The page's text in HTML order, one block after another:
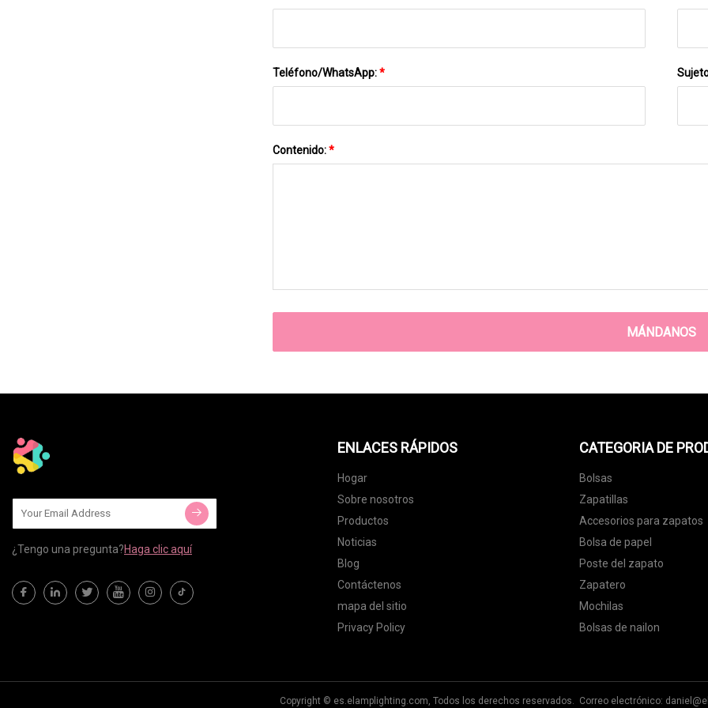
Teléfono/WhatsApp:*
Contenido:*
MÁNDANOS
¿Tengo una pregunta?Haga clic aquí
ENLACES RÁPIDOS
Hogar
Sobre nosotros
Productos
Noticias
Blog
Contáctenos
mapa del sitio
Privacy Policy
CATEGORIA DE
Bolsas
Zapatillas
Accesorios para zapatos
Bolsa de papel
Poste del zapato
Zapatero
Mochilas
Bolsas de nailon
Copyright © es.elamplighting.com, Todos los derechos reservados. Correo electrónico: